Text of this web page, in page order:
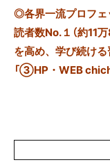
◎各界一流プロフ
読者数No.１（約11
を高め、学び続け
「③HP・WEB